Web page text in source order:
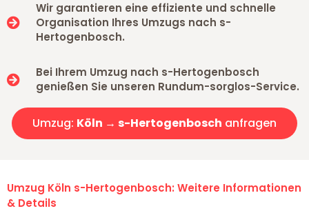
Wir garantieren eine effiziente und schnelle
Organisation Ihres Umzugs nach s-
Hertogenbosch.
Bei Ihrem Umzug nach s-Hertogenbosch
genießen Sie unseren Rundum-sorglos-Service.
Umzug: Köln → s-Hertogenbosch anfragen
Umzug Köln s-Hertogenbosch: Weitere Informationen
& Details